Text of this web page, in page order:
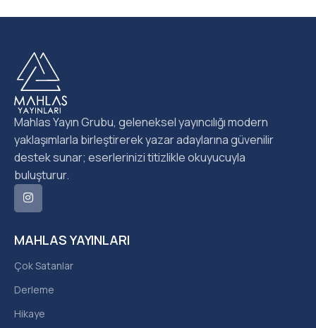
MAHLAS YAYINLARI
Çok Satanlar
Derleme
Hikaye
Mahlas Yayın Grubu, geleneksel yayıncılığı modern
yaklaşımlarla birleştirerek yazar adaylarına güvenilir
destek sunar; eserlerinizi titizlikle okuyucuyla
buluşturur.